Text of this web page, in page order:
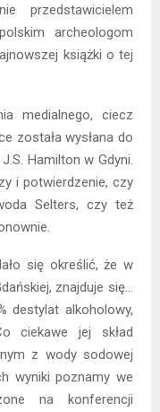
przedstawicielem
archeologom
książki o tej
medialnego, ciecz
została wysłana do
Hamilton w Gdyni.
i potwierdzenie, czy
Selters, czy też
się określić, że w
znajduje się…
destylat alkoholowy,
ciekawe jej skład
z wody sodowej
wyniki poznamy we
na konferencji